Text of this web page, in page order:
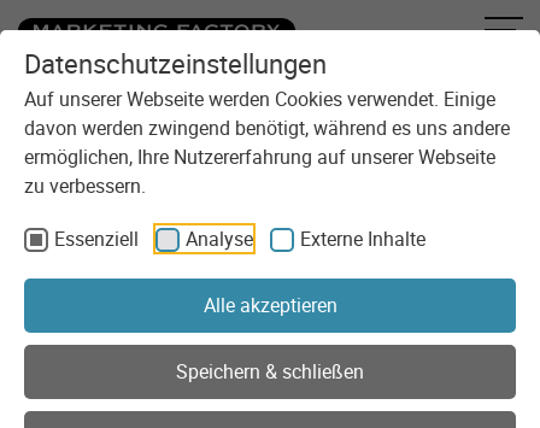
Datenschutzeinstellungen
Auf unserer Webseite werden Cookies verwendet. Einige
davon werden zwingend benötigt, während es uns andere
ermöglichen, Ihre Nutzererfahrung auf unserer Webseite
zu verbessern.
Essenziell
Analyse Externe Inhalte
Alle akzeptieren
Speichern & schließen
Zum Inhalt springen
Sie sind here:1. Agenturfestival in Illschwang